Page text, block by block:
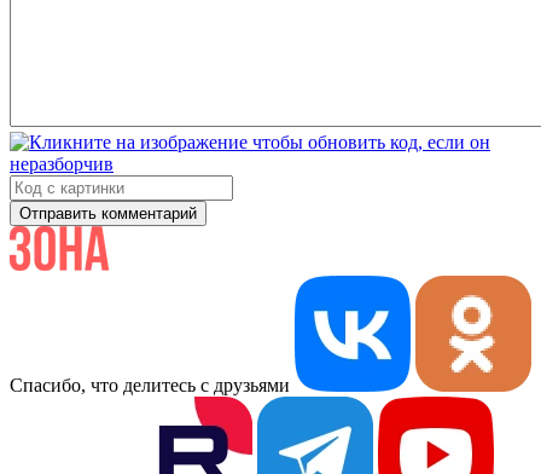
Отправить комментарий
Спасибо, что делитесь с друзьями